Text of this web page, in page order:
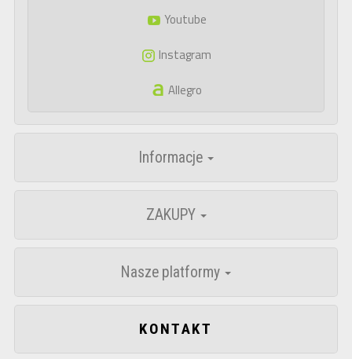
Youtube
Instagram
Allegro
Informacje
ZAKUPY
Nasze platformy
KONTAKT